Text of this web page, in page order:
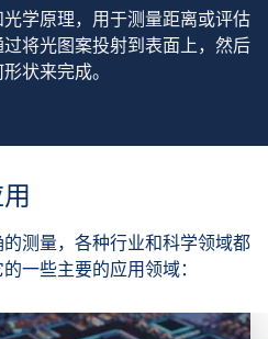
学原理，用于测量距离或评估
将光图案投射到表面上，然后
状来完成。
测量，各种行业和科学领域都
一些主要的应用领域：